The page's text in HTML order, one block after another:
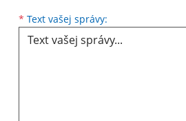
* Text vašej správy: